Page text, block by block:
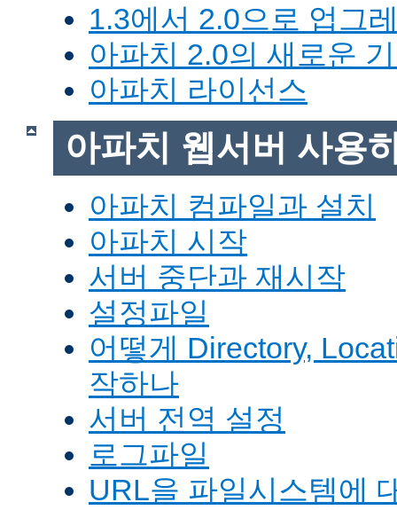
1.3에서 2.0으로 업그
아파치 2.0의 새로운
아파치 라이선스
아파치 웹서버 사용
아파치 컴파일과 설치
아파치 시작
서버 중단과 재시작
설정파일
어떻게 Directory,
작하나
서버 전역 설정
로그파일
URL을 파일시스템에